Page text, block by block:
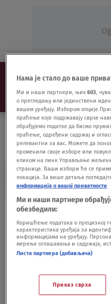
NAJNOVIJE VESTI
RAGBI UNIJA
optužbi za
SPORT - OSTALO
Нама је стало до ваше
Ми и наши партнери, њих603,
о прегледању или јединствени
вашем уређају. Избором опције
праћење које подржавају сврхе
обрађујемо податке да бисмо
праћење, одређени садржај и
релевантни за вас. Можете да
променили своје изборе или
кликом на линк Управљање
странице. Ваши избори ће се
локација. За више детаља
информација о вашој приватности
Ми и наши партнери
обезбедили:
Коришћење података о прецизној
карактеристика уређаја за
информацијама на уређају.
мерење оглашавања и садржаја,
Листа партнера (добављача)
Приказ сврха